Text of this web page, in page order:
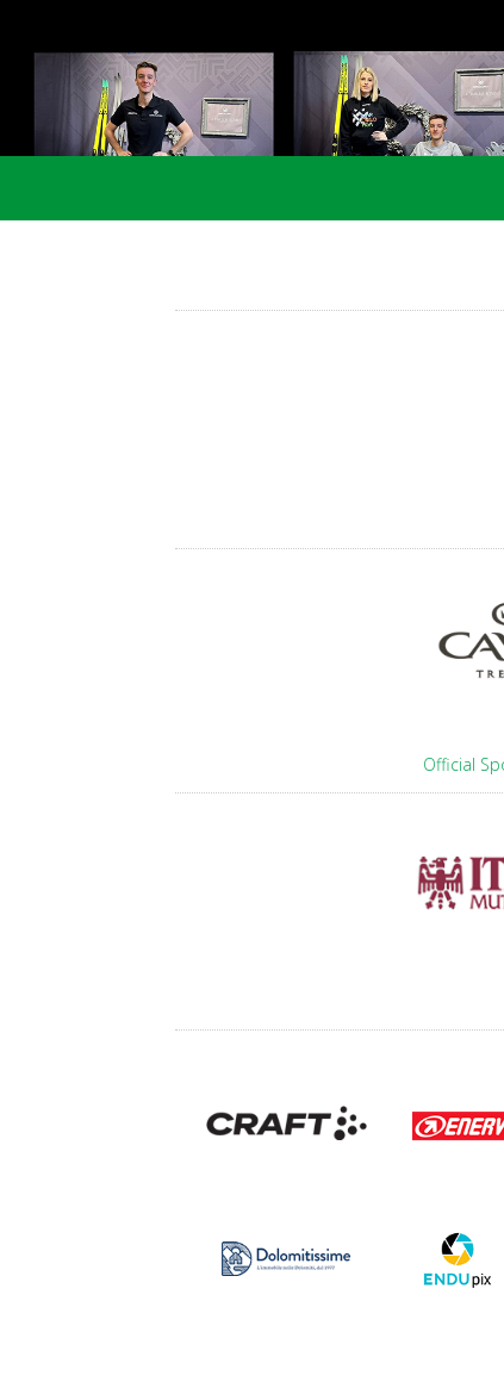
Official